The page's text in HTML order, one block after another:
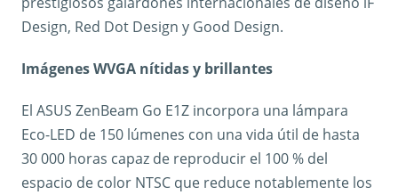
Design, Red Dot Design y Good Design.
Imágenes WVGA nítidas y brillantes
El ASUS ZenBeam Go E1Z incorpora una lámpara
Eco-LED de 150 lúmenes con una vida útil de hasta
30 000 horas capaz de reproducir el 100 % del
espacio de color NTSC que reduce notablemente los